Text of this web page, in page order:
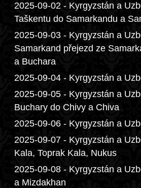
2025-09-02 - Kyrgyzstán a
Taškentu do Samarkandu a
2025-09-03 - Kyrgyzstán a
Samarkand přejezd ze
a Buchara
2025-09-04 - Kyrgyzstán a
2025-09-05 - Kyrgyzstán a
Buchary do Chivy a Chiva
2025-09-06 - Kyrgyzstán a
2025-09-07 - Kyrgyzstán a
Kala, Toprak Kala, Nukus
2025-09-08 - Kyrgyzstán a
a Mizdakhan